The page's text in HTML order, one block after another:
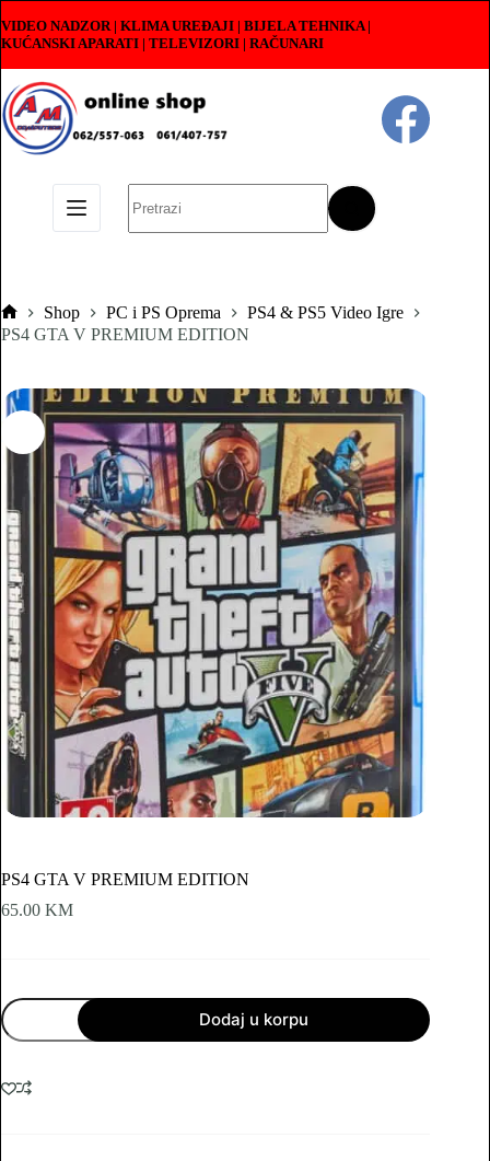
to
content
VIDEO NADZOR | KLIMA UREĐAJI | BIJELA TEHNIKA |
KUĆANSKI APARATI | TELEVIZORI | RAČUNARI
results
Pocetna
Shop PC i PS Oprema
PS4 & PS5 Video Igre
PS4 GTA V PREMIUM EDITION
PS4 GTA V PREMIUM EDITION
65.00 KM
PS4
GTA
V
EDITION
količina
Dodaj u korpu